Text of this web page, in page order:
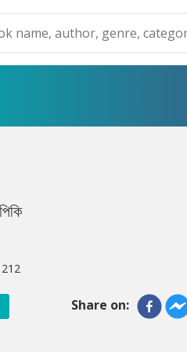
Shanjana Alam
212
Share on: